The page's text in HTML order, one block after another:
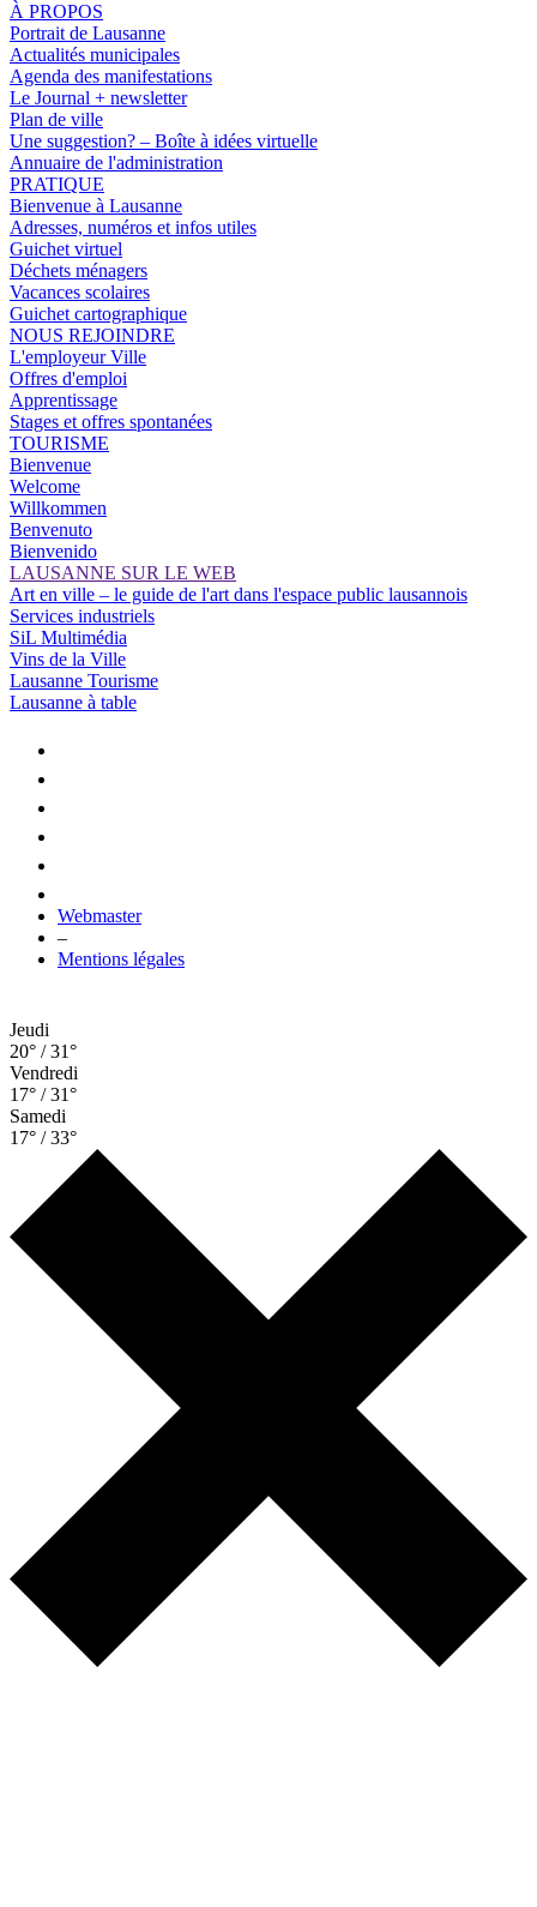
À PROPOS
Portrait de Lausanne
Actualités municipales
Agenda des manifestations
Le Journal + newsletter
Plan de ville
Une suggestion? – Boîte à idées virtuelle
Annuaire de l'administration
PRATIQUE
Bienvenue à Lausanne
Adresses, numéros et infos utiles
Guichet virtuel
Déchets ménagers
Vacances scolaires
Guichet cartographique
NOUS REJOINDRE
L'employeur Ville
Offres d'emploi
Apprentissage
Stages et offres spontanées
TOURISME
Bienvenue
Welcome
Willkommen
Benvenuto
Bienvenido
LAUSANNE SUR LE WEB
Art en ville – le guide de l'art dans l'espace public lausannois
Services industriels
SiL Multimédia
Vins de la Ville
Lausanne Tourisme
Lausanne à table
Webmaster
–
Mentions légales
Jeudi
20° / 31°
Vendredi
17° / 31°
Samedi
17° / 33°